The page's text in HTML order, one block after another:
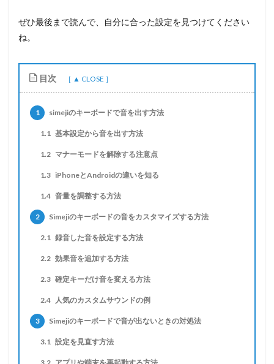
ぜひ最後まで読んで、自分に合った設定を見つけてください
ね。
目次
1 simejiのキーボードで音を出す方法
1.1 基本設定から音を出す方法
1.2 マナーモードを解除する注意点
1.3 iPhoneとAndroidの違いを知る
1.4 音量を調整する方法
2 Simejiのキーボードの音をカスタマイズする方法
2.1 録音した音を設定する方法
2.2 効果音を追加する方法
2.3 確定キーだけ音を変える方法
2.4 人気のカスタムサウンドの例
3 Simejiのキーボードで音が出ないときの対処法
3.1 設定を見直す方法